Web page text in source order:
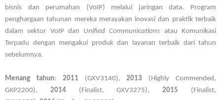
bisnis dan perumahan (VoIP) melalui jaringan data. Program
penghargaan tahunan mereka merayakan inovasi dan praktik terbaik
dalam sektor VoIP dan Unified Communications atau Komunikasi
Terpadu dengan mengakui produk dan layanan terbaik dari tahun
sebelumnya.
Menang tahun: 2011 (GXV3140),2013 (Highly Commended,
GXP2200), 2014(Finalist, GXV3275),2015 (Finalist,